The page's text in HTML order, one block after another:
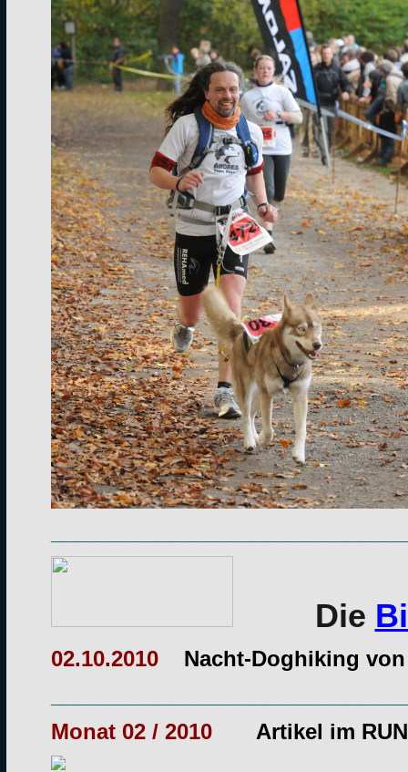
Die
02.10.2010Nacht-Doghiking von
Monat 02 / 2010
Artikel im